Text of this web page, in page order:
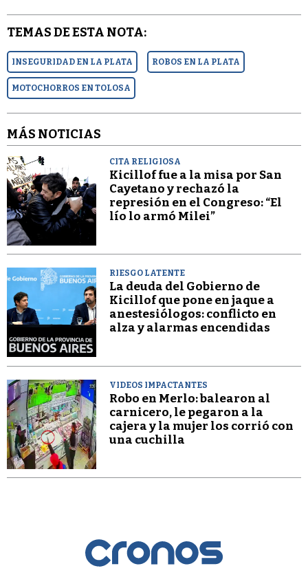
TEMAS DE ESTA NOTA:
INSEGURIDAD EN LA PLATA ROBOS EN LA PLATA
MOTOCHORROS EN TOLOSA
MÁS NOTICIAS
CITA RELIGIOSA
Kicillof fue a la misa por San
Cayetano y rechazó la
represión en el Congreso: “El
lío lo armó Milei”
RIESGO LATENTE
La deuda del Gobierno de
Kicillof que pone en jaque a
anestesiólogos: conflicto en
alza y alarmas encendidas
VIDEOS IMPACTANTES
Robo en Merlo: balearon al
carnicero, le pegaron a la
cajera y la mujer los corrió con
una cuchilla